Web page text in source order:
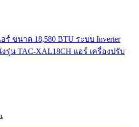
ร์ ขนาด 18,580 BTU ระบบ Inverter
รุ่น TAC-XAL18CH แอร์ เครื่องปรับ